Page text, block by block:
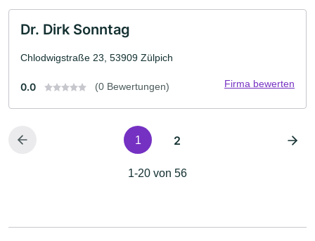
Dr. Dirk Sonntag
Chlodwigstraße 23, 53909 Zülpich
0.0 (0 Bewertungen) Firma bewerten
1 2
1-20 von 56